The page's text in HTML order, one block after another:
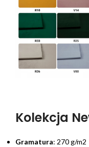
Kolekcja
Gramatura: 270 g/m2